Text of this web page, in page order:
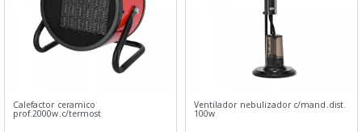
Calefactor ceramico
prof.2000w.c/termost
Ventilador nebulizador c/mand.dist.
100w